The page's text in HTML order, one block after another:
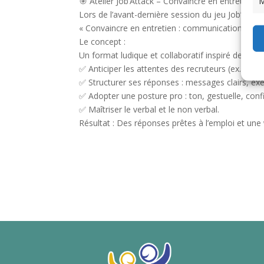
Lors de l’avant-dernière session du jeu
« Convaincre en entretien : communication
Le concept :
Un format ludique et collaboratif inspiré des
✅ Anticiper les attentes des recruteurs (ex. : «
✅ Structurer ses réponses : messages clairs,
✅ Adopter une posture pro : ton, gestuelle,
✅ Maîtriser le verbal et le non verbal.
Résultat : Des réponses prêtes à l’emploi et